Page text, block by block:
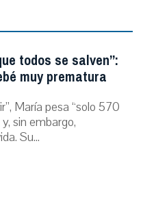
todos se salven”:
muy prematura
María pesa “solo 570
sin embargo,
Su...